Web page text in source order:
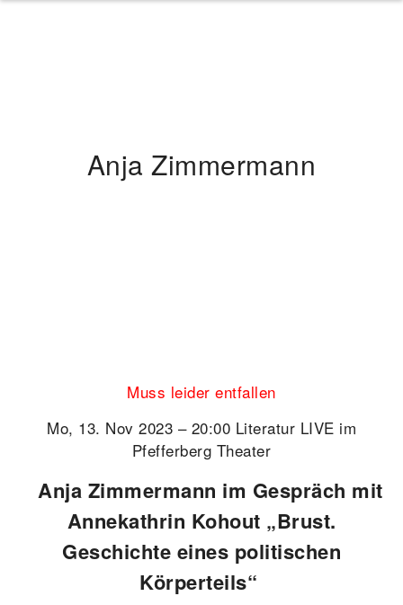
Anja Zimmermann
Muss leider entfallen
Mo, 13. Nov 2023 – 20:00 Literatur LIVE im
Pfefferberg Theater
Anja Zimmermann im Gespräch mit
Annekathrin Kohout „Brust.
Geschichte eines politischen
Körperteils“